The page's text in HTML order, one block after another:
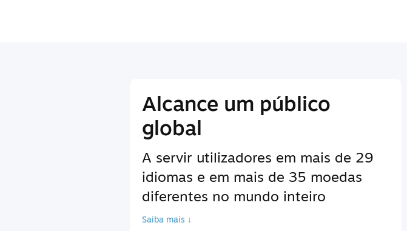
Alcance um público
global
A servir utilizadores em mais de 29
idiomas e em mais de 35 moedas
diferentes no mundo inteiro
Saiba mais ↓